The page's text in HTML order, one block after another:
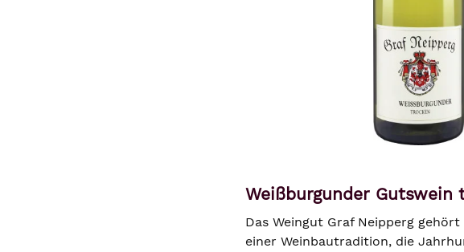
Weißburgunder Gutswein
Das Weingut Graf Neipperg
einer Weinbautradition, die